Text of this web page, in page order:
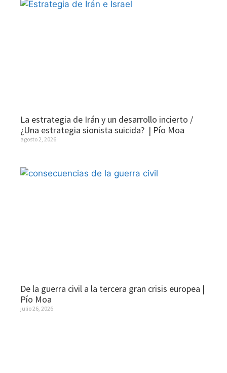
La estrategia de Irán y un desarrollo incierto /
¿Una estrategia sionista suicida? | Pío Moa
agosto 2, 2026
De la guerra civil a la tercera gran crisis europea |
Pío Moa
julio 26, 2026